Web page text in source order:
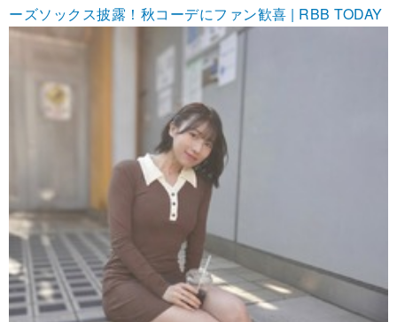
ーズソックス披露！秋コーデにファン歓喜 | RBB TODAY